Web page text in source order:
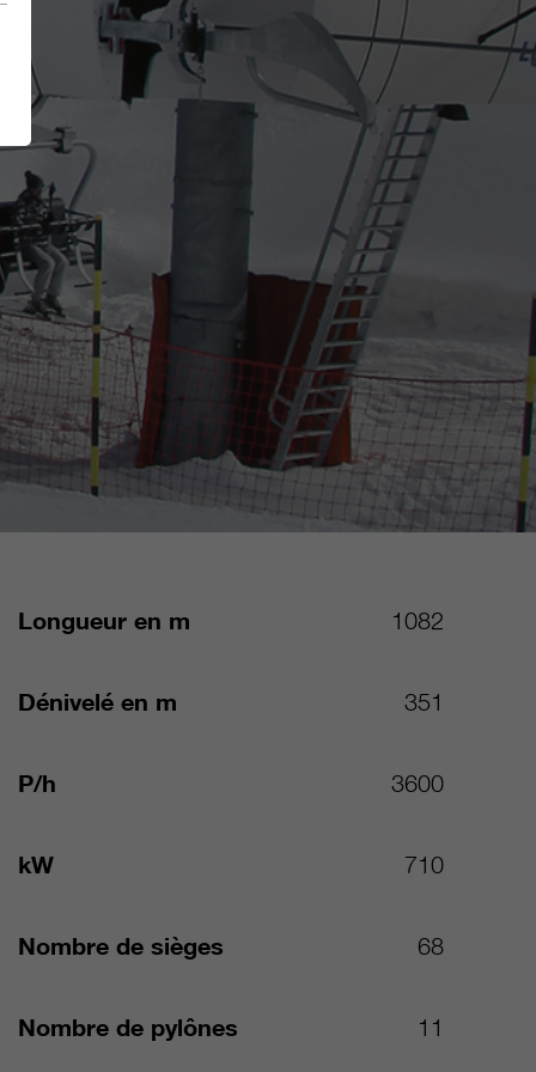
Longueur en m 1082
Dénivelé en m 351
P/h 3600
kW 710
Nombre de sièges 68
Nombre de pylônes 11